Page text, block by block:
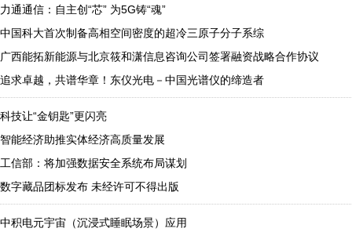
力通通信：自主创“芯” 为5G铸“魂”
中国科大首次制备高相空间密度的超冷三原子分子系综
广西能拓新能源与北京筱和潇信息咨询公司签署融资战略合作协议
追求卓越，共谱华章！东仪光电－中国光谱仪的缔造者
科技让“金钥匙”更闪亮
智能经济助推实体经济高质量发展
工信部：将加强数据安全系统布局谋划
数字藏品团标发布 未经许可不得出版
中积电元宇宙（沉浸式睡眠场景）应用